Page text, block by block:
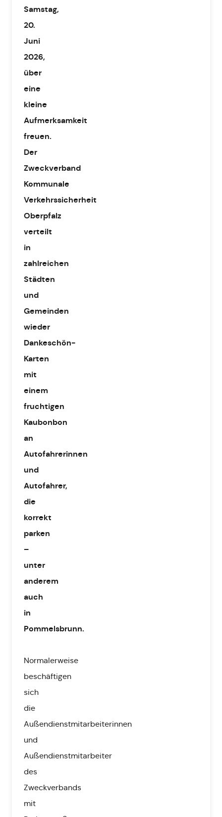
Samstag,
20.
Juni
2026,
über
eine
kleine
Aufmerksamkeit
freuen.
Der
Zweckverband
Kommunale
Verkehrssicherheit
Oberpfalz
verteilt
in
zahlreichen
Städten
und
Gemeinden
wieder
Dankeschön-
Karten
mit
einem
fruchtigen
Kaubonbon
an
Autofahrerinnen
und
Autofahrer,
die
korrekt
parken
–
unter
anderem
auch
in
Pommelsbrunn.
Normalerweise
beschäftigen
sich
die
Außendienstmitarbeiterinnen
und
Außendienstmitarbeiter
des
Zweckverbands
mit